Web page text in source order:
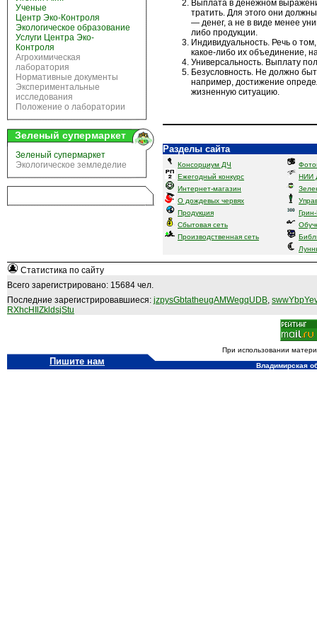
Ученые
Центр Эко-Контроля
Экологическое образование
Услуги Центра Эко-
Контроля
Агрохимическая
лаборатория
Нормативные документы
Экспериментальные
исследования
Положение о лаборатории
Зеленый супермаркет
Зеленый супермаркет
Экологическое земледелие
Выплата в денежном
тратить. Для этого они
— денег, а не в виде менее
либо продукции.
Индивидуальность. Речь о
какое-либо их объединение,
Универсальность. Выплату
Безусловность. Не должно
например, достижение
жизненную ситуацию.
Разделы сайта
Консорциум ДЧ
Ежегодный конкурс
Интернет-магазин
О дождевых червях
Продукция
Сбытовая сеть
Производственная сеть
НИИ
Статистика по сайту
Всего зарегистрировано: 15684 чел.
Последние зарегистрировавшиеся: jzpysGbtatheugAMWegqUDB,
RXhcHIlZkldsjStu
При использовании
Пишите нам Владимирская